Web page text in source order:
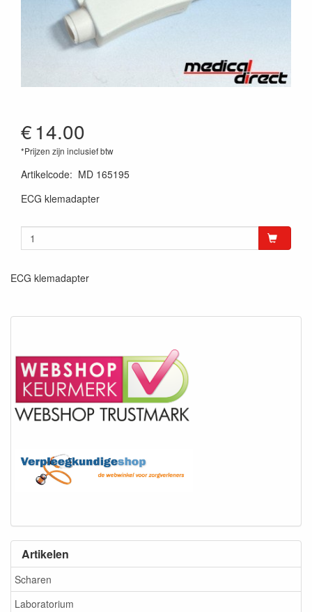
Artikelen
Scharen
Laboratorium
€14.00
*Prijzen zijn inclusief btw
Artikelcode: MD 165195
ECG klemadapter
ECG klemadapter